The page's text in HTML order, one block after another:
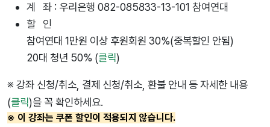
계 좌 : 우리은행 082-085833-13-101 참여연대
할 인
참여연대 1만원 이상 후원회원 30%(중복할인 안됨)
20대 청년 50% (클릭)
※ 강좌 신청/취소, 결제 신청/취소, 환불 안내 등 자세한 내용
(클릭)을 꼭 확인하세요.
※ 이 강좌는 쿠폰 할인이 적용되지 않습니다.